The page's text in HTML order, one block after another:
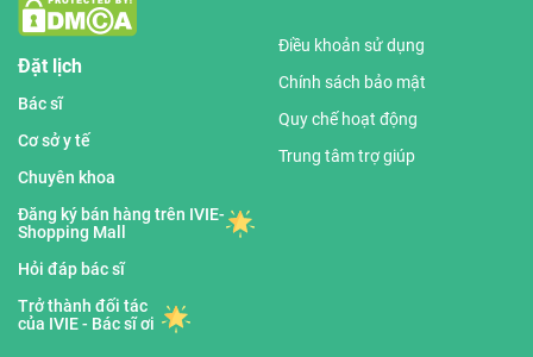
Đặt lịch
Bác sĩ
Cơ sở y tế
Chuyên khoa
Đăng ký bán hàng trên IVIE-
Shopping Mall
Hỏi đáp bác sĩ
Trở thành đối tác
của IVIE - Bác sĩ ơi
Điều khoản sử dụng
Chính sách bảo mật
Quy chế hoạt động
Trung tâm trợ giúp